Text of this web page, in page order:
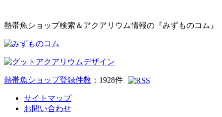
熱帯魚ショップ検索＆アクアリウム情報の『みずものコム』
熱帯魚ショップ登録件数 ： 1928件
サイトマップ
お問い合わせ